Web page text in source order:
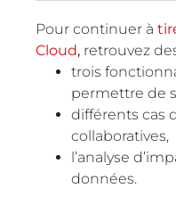
Pour continuer à
Cloud, retrouvez
trois
permettre de
différents cas
collaboratives,
l’analyse
données.